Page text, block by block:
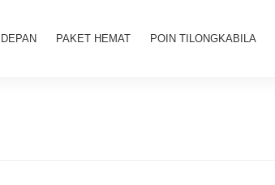
PAKET HEMAT POIN TILONGKABILA